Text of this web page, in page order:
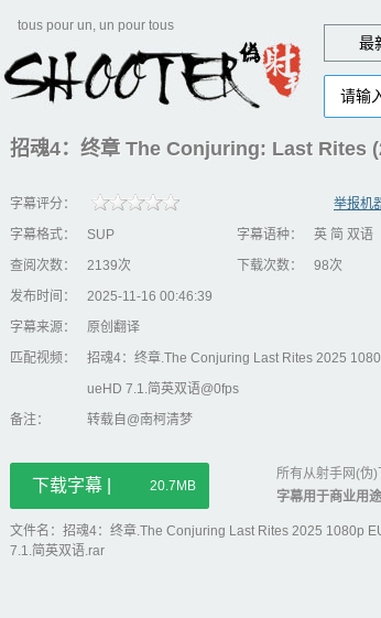
tous pour un, un pour tous
最
招魂4：终章 The Conjuring: Last Rites
字幕评分：
举报机
字幕格式：
SUP 字幕语种：
英 简 双语
查阅次数：
2139次 下载次数：
98次
发布时间：
2025-11-16 00:46:39
字幕来源：
原创翻译
匹配视频：
招魂4：终章.The Conjuring Last Rites 2025
ueHD 7.1.简英双语@0fps
备注：
转载自@南柯清梦
下载字幕 | 20.7MB
所有从射手网(伪
字幕用于商业用
文件名：招魂4：终章.The Conjuring Last Rites 2025 1080p
7.1.简英双语.rar